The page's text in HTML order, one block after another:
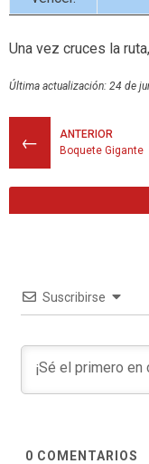
Una vez cruces la
Última actualización: 24 de
←
ANTERIOR
Boquete Gigante
Suscribirse
0 COMENTARIOS